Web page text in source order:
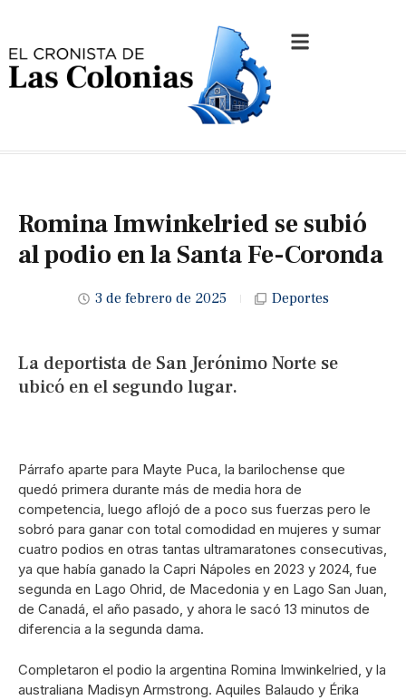
Romina Imwinkelried se subió
al podio en la Santa Fe-Coronda
3 de febrero de 2025 Deportes
La deportista de San Jerónimo Norte se
ubicó en el segundo lugar.
Párrafo aparte para Mayte Puca, la barilochense que
quedó primera durante más de media hora de
competencia, luego aflojó de a poco sus fuerzas pero le
sobró para ganar con total comodidad en mujeres y sumar
cuatro podios en otras tantas ultramaratones consecutivas,
ya que había ganado la Capri Nápoles en 2023 y 2024, fue
segunda en Lago Ohrid, de Macedonia y en Lago San Juan,
de Canadá, el año pasado, y ahora le sacó 13 minutos de
diferencia a la segunda dama.
Completaron el podio la argentina Romina Imwinkelried, y la
australiana Madisyn Armstrong. Aquiles Balaudo y Érika